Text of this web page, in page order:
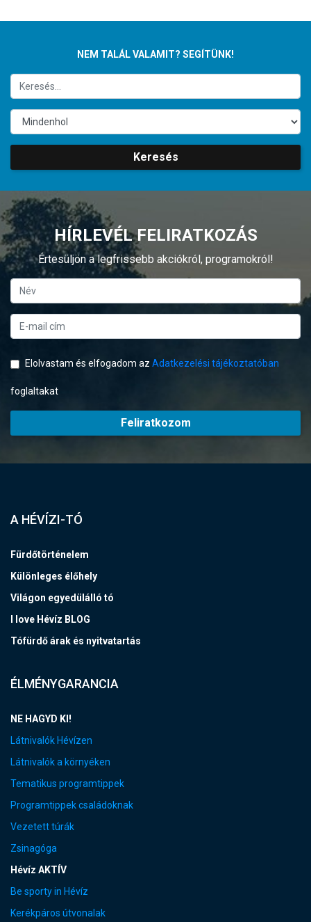
NEM TALÁL VALAMIT? SEGÍTÜNK!
Keresés
HÍRLEVÉL FELIRATKOZÁS
Értesüljön a legfrissebb akciókról, programokról!
Elolvastam és elfogadom az Adatkezelési tájékoztatóban
foglaltakat
Feliratkozom
A HÉVÍZI-TÓ
Fürdőtörténelem
Különleges élőhely
Világon egyedülálló tó
I love Hévíz BLOG
Tófürdő árak és nyitvatartás
ÉLMÉNYGARANCIA
NE HAGYD KI!
Látnivalók Hévízen
Látnivalók a környéken
Tematikus programtippek
Programtippek családoknak
Vezetett túrák
Zsinagóga
Hévíz AKTÍV
Be sporty in Hévíz
Kerékpáros útvonalak